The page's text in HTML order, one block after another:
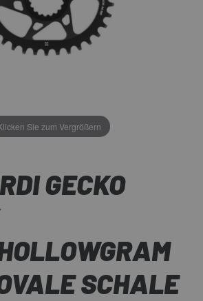
Sie zum Vergrößern
GECKO
SCHALE